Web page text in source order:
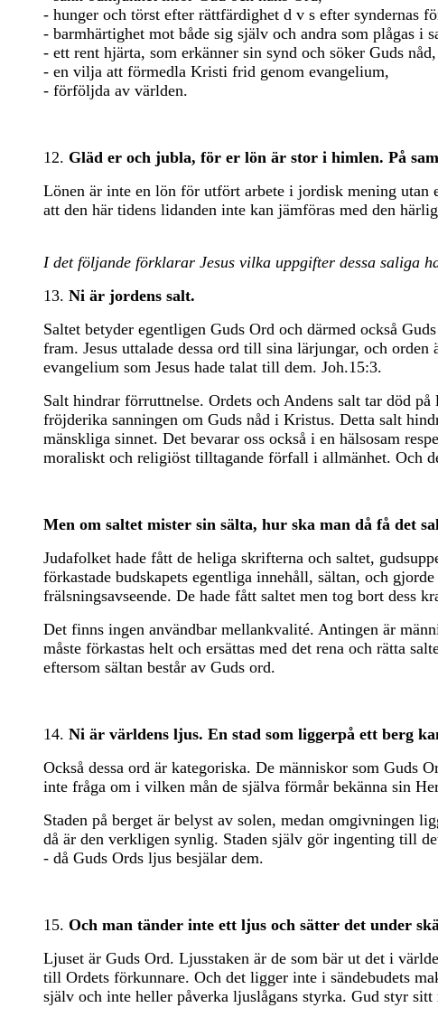
- hunger och törst efter rättfärdighet d v s efter syndernas
- barmhärtighet mot både sig själv och andra som plågas i
- ett rent hjärta, som erkänner sin synd och söker Guds nåd,
- en vilja att förmedla Kristi frid genom evangelium,
- förföljda av världen.
12. Gläd er och jubla, för er lön är stor i himlen. På
Lönen är inte en lön för utfört arbete i jordisk mening utan
att den här tidens lidanden inte kan jämföras med den
I det följande förklarar Jesus vilka uppgifter dessa saliga
13. Ni är jordens salt.
Saltet betyder egentligen Guds Ord och därmed också
fram. Jesus uttalade dessa ord till sina lärjungar, och
evangelium som Jesus hade talat till dem. Joh.15:3.
Salt hindrar förruttnelse. Ordets och Andens salt tar död
fröjderika sanningen om Guds nåd i Kristus. Detta salt
mänskliga sinnet. Det bevarar oss också i en hälsosam
moraliskt och religiöst tilltagande förfall i allmänhet. Och
Men om saltet mister sin sälta, hur ska man då få det
Judafolket hade fått de heliga skrifterna och saltet,
förkastade budskapets egentliga innehåll, sältan, och
frälsningsavseende. De hade fått saltet men tog bort dess
Det finns ingen användbar mellankvalité. Antingen är
måste förkastas helt och ersättas med det rena och rätta
eftersom sältan består av Guds ord.
14. Ni är världens ljus. En stad som liggerpå ett berg
Också dessa ord är kategoriska. De människor som Guds
inte fråga om i vilken mån de själva förmår bekänna sin
Staden på berget är belyst av solen, medan omgivningen
då är den verkligen synlig. Staden själv gör ingenting till
- då Guds Ords ljus besjälar dem.
15. Och man tänder inte ett ljus och sätter det under
Ljuset är Guds Ord. Ljusstaken är de som bär ut det i
till Ordets förkunnare. Och det ligger inte i sändebudets
själv och inte heller påverka ljuslågans styrka. Gud styr